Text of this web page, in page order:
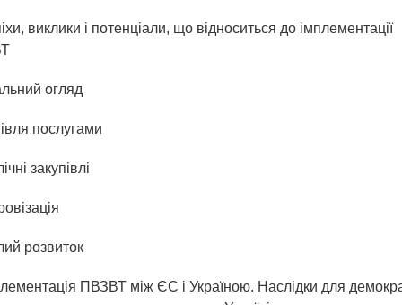
виклики і потенціали, що відноситься до імплементації
огляд
послугами
закупівлі
розвиток
ПВЗВТ між ЄС і Україною. Наслідки для